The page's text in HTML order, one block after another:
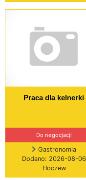
Praca dla kelnerki
Do negocjacji
Gastronomia
Dodano: 2026-08-06
Hoczew